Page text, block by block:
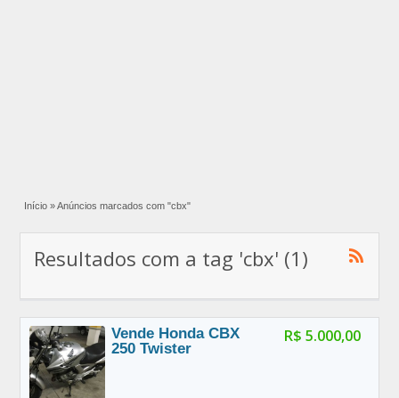
Início » Anúncios marcados com "cbx"
Resultados com a tag 'cbx' (1)
R$ 5.000,00
Vende Honda CBX
250 Twister